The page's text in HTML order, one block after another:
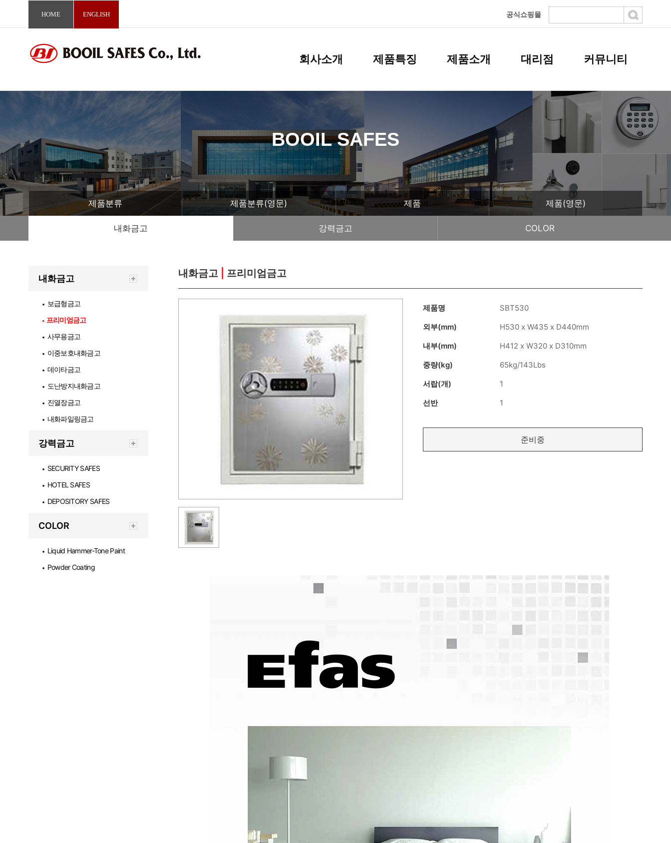
HOME ENGLISH 공식쇼핑몰
회사소개 제품특징 제품소개 대리점 커뮤니티
BOOIL SAFES
제품분류 제품분류(영문) 제품 제품(영문)
내화금고 강력금고 COLOR
내화금고
▪ 보급형금고
▪ 프리미엄금고
▪ 사무용금고
▪ 이중보호내화금고
▪ 데이타금고
▪ 도난방지내화금고
▪ 진열장금고
▪ 내화파일링금고
강력금고
▪ SECURITY SAFES
▪ HOTEL SAFES
▪ DEPOSITORY SAFES
COLOR
▪ Liquid Hammer-Tone Paint
▪ Powder Coating
내화금고 프리미엄금고
제품명
SBT530
외부(mm)
H530 x W435 x D440mm
내부(mm)
H412 x W320 x D310mm
중량(kg)
65kg/143Lbs
서랍(개)
1
선반
1
준비중